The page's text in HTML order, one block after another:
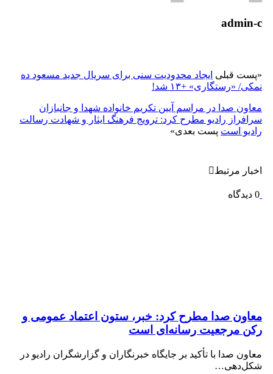
admin-c
«پست قبلی ایجاد محدودیت سنی برای سریال جدید مسعود ده
نمکی/ «رستگاری» +۱۳ شد!
معاون صدا در مراسم آیین تکریم خانواده شهدا و جانبازان
سرافراز رادیو مطرح کرد: ترویج فرهنگ ایثار و شهادت رسالت
رادیو است پست بعدی»
اخبار مرتبط
0 دیدگاه
معاون صدا مطرح کرد: خبر، ستون اعتماد عمومی و
رکن مرجعیت رسانه‌ای است
معاون صدا با تأکید بر جایگاه خبرنگاران و گزارشگران رادیو در
شکل‌دهی…